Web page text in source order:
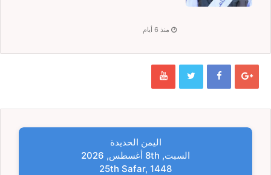
منذ 6 أيام
اليمن الحديدة
السبت, 8th أغسطس, 2026
25th Safar, 1448